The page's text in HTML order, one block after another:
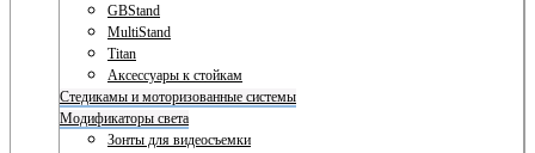
GBStand
MultiStand
Titan
Аксессуары к стойкам
Стедикамы и моторизованные системы
Модификаторы света
Зонты для видеосъемки